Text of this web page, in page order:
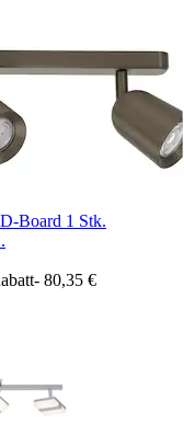
Board 1 Stk.
- 80,35 €